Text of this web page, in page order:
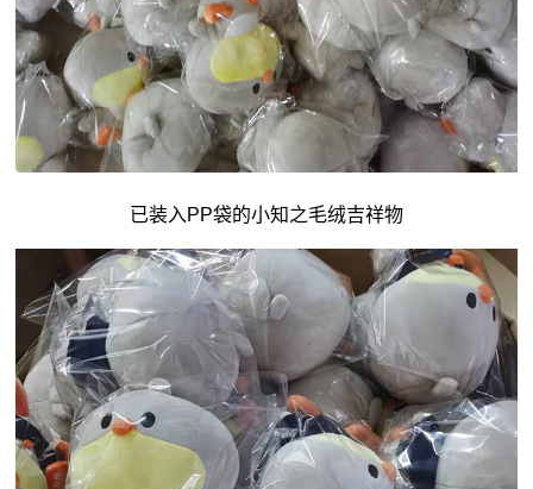
已装入PP袋的小知之毛绒吉祥物